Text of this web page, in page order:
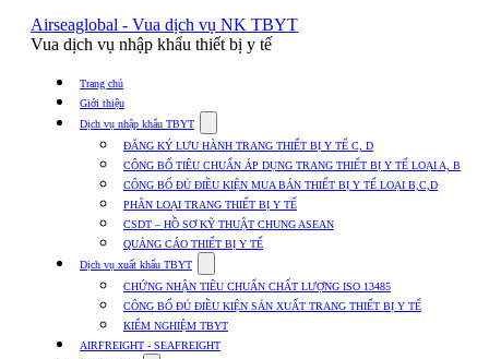
Airseaglobal - Vua dịch vụ NK TBYT
Vua dịch vụ nhập khẩu thiết bị y tế
Trang chủ
Giới thiệu
Dịch vụ nhập khẩu TBYT
submenu
for
Dịch
vụ
nhập
khẩu
TBYT
ĐĂNG KÝ LƯU HÀNH TRANG THIẾT BỊ Y TẾ C, D
CÔNG BỐ TIÊU CHUẨN ÁP DỤNG TRANG THIẾT BỊ Y TẾ LOẠI A, B
CÔNG BỐ ĐỦ ĐIỀU KIỆN MUA BÁN THIẾT BỊ Y TẾ LOẠI B,C,D
PHÂN LOẠI TRANG THIẾT BỊ Y TẾ
CSDT – HỒ SƠ KỸ THUẬT CHUNG ASEAN
QUẢNG CÁO THIẾT BỊ Y TẾ
Dịch vụ xuất khẩu TBYT
submenu
for
Dịch
vụ
xuất
CHỨNG NHẬN TIÊU CHUẨN CHẤT LƯỢNG ISO 13485
CÔNG BỐ ĐỦ ĐIỀU KIỆN SẢN XUẤT TRANG THIẾT BỊ Y TẾ
KIỂM NGHIỆM TBYT
AIRFREIGHT - SEAFREIGHT